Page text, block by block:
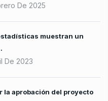
De 2025
muestran un
De 2023
la aprobación del proyecto